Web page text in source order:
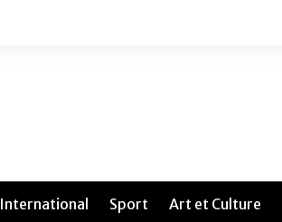
International Sport Art et Culture